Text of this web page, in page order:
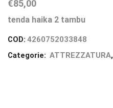
€85,00
tenda haika 2 tambu
COD: 4260752033848
Categorie: ATTREZZATURA,